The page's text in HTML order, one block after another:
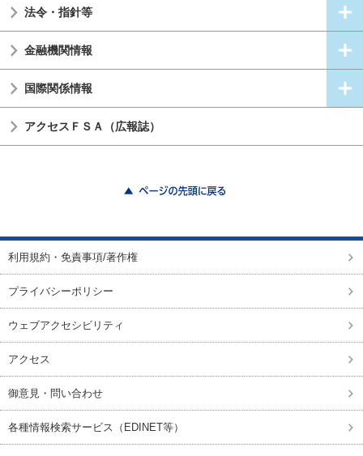
法令・指針等
金融機関情報
国際関係情報
アクセスＦＳＡ（広報誌）
利用規約・免責事項/著作権
プライバシーポリシー
ウェブアクセシビリティ
アクセス
御意見・問い合わせ
各種情報検索サービス（EDINET等）